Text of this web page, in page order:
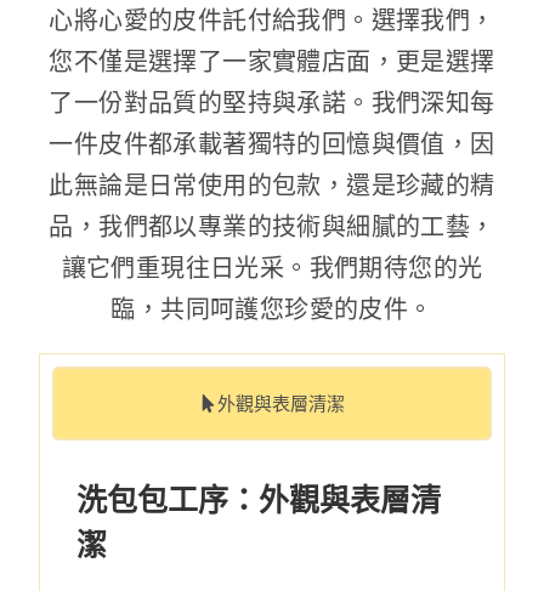
心將心愛的皮件託付給我們。選擇我們，
您不僅是選擇了一家實體店面，更是選擇
了一份對品質的堅持與承諾。我們深知每
一件皮件都承載著獨特的回憶與價值，因
此無論是日常使用的包款，還是珍藏的精
品，我們都以專業的技術與細膩的工藝，
讓它們重現往日光采。我們期待您的光
臨，共同呵護您珍愛的皮件。
外觀與表層清潔
洗包包工序：外觀與表層清
潔